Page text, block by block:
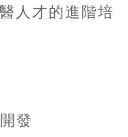
人才的進階培
發